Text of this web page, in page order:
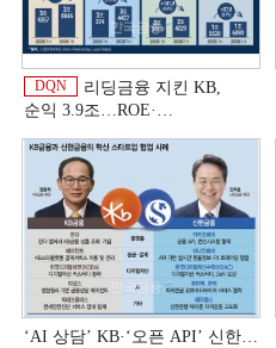
DQN
리딩금융 지킨 KB,
순익 3.9조…ROE·
상반기 금융 리그테이블]
‘AI 상담’ KB·‘오픈 API’ 신한…